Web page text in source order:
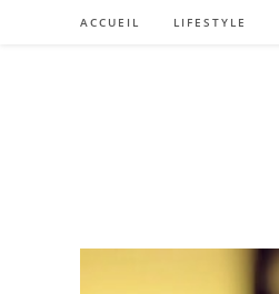
ACCUEIL LIFESTYLE